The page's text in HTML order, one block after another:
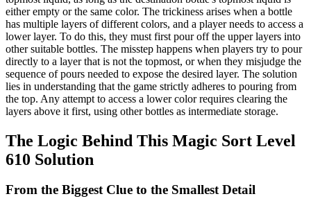
either empty or the same color. The trickiness arises when a bottle
has multiple layers of different colors, and a player needs to access a
lower layer. To do this, they must first pour off the upper layers into
other suitable bottles. The misstep happens when players try to pour
directly to a layer that is not the topmost, or when they misjudge the
sequence of pours needed to expose the desired layer. The solution
lies in understanding that the game strictly adheres to pouring from
the top. Any attempt to access a lower color requires clearing the
layers above it first, using other bottles as intermediate storage.
The Logic Behind This Magic Sort Level
610 Solution
From the Biggest Clue to the Smallest Detail